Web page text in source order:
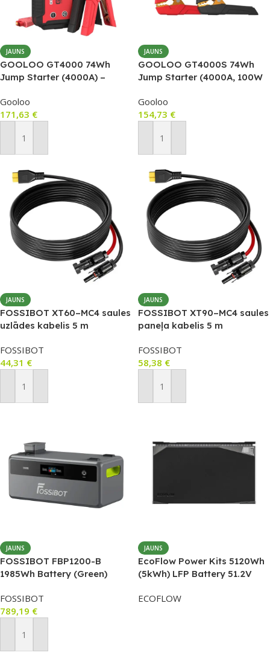
JAUNS
GOOLOO GT4000 74Wh
Jump Starter (4000A) –
powerbanka ar 100W USB‑C
PD
Gooloo
171,63 €
Pievienot Grozam
JAUNS
GOOLOO GT4000S 74Wh
Jump Starter (4000A, 100W
Gooloo
154,73 €
Pievienot Grozam
JAUNS
FOSSIBOT XT60–MC4 saules
uzlādes kabelis 5 m
FOSSIBOT
44,31 €
Pievienot Grozam
JAUNS
FOSSIBOT XT90–MC4 saules
paneļa kabelis 5 m
FOSSIBOT
58,38 €
Pievienot Grozam
JAUNS
FOSSIBOT FBP1200-B
1985Wh Battery (Green)
FOSSIBOT
789,19 €
Pievienot Grozam
JAUNS
EcoFlow Power Kits 5120Wh
(5kWh) LFP Battery 51.2V
ECOFLOW